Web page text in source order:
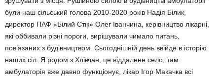
були наш сільський голова 2010-2020 років Надія Білик,
директор ПАФ «Білий Стік» Олег Іванчина, керів­ництво лікарні,
які оббивали різні пороги, вирішували чимало питань,
пов’язаних з будівництвом. Сьогод­нішній день ввійде в історію
наших сіл. Я родом з Хлівчан, це віддале­не село, там
амбулаторія вже дав­но функціонує, лікар Ігор Макачка всі